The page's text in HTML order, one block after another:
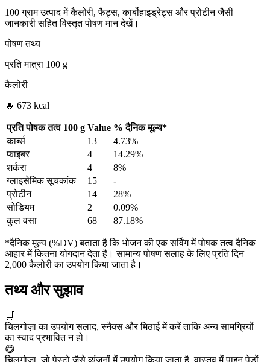
100 ग्राम उत्पाद में कैलोरी, फैट्स, कार्बोहाइड्रेट्स और प्रोटीन जैसी
जानकारी सहित विस्तृत पोषण मान देखें।
पोषण तथ्य
प्रति मात्रा 100 g
कैलोरी
🔥 673 kcal
प्रति पोषक तत्व 100 g Value %दैनिक मूल्य*
कार्ब्स
13
4.73%
फाइबर
4
14.29%
शर्करा
4
8%
ग्लाइसेमिक सूचकांक
15
-
प्रोटीन
14
28%
सोडियम
2
0.09%
कुल वसा
68 87.18%
*दैनिक मूल्य (%DV) बताता है कि भोजन की एक सर्विंग में पोषक तत्व दैनिक
आहार में कितना योगदान देता है। सामान्य पोषण सलाह के लिए प्रति दिन
2,000 कैलोरी का उपयोग किया जाता है।
तथ्य और सुझाव
🛒
चिलगोज़ा का उपयोग सलाद, स्नैक्स और मिठाई में करें ताकि अन्य सामग्रियों
का स्वाद प्रभावित न हो।
😋
चिलगोज़ा, जो पेस्टो जैसे व्यंजनों में उपयोग किया जाता है, वास्तव में पाइन पेड़ों